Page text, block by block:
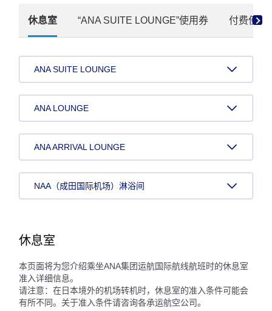
休息室 “ANA SUITE LOUNGE”使用券 付费使用
ANA SUITE LOUNGE
ANA LOUNGE
ANA ARRIVAL LOUNGE
NAA（成田国际机场）淋浴间
休息室
本页面将为您介绍乘坐ANA集团运航国际航线航班时的休息室
准入详细信息。
请注意：在日本境外的机场转机时，休息室的准入条件可能会
有所不同。关于准入条件请咨询各承运航空公司。